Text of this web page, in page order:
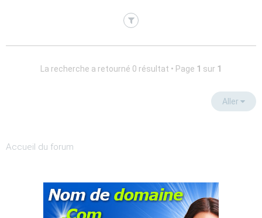
La recherche a retourné 0 résultat • Page 1 sur 1
Aller
Accueil du forum